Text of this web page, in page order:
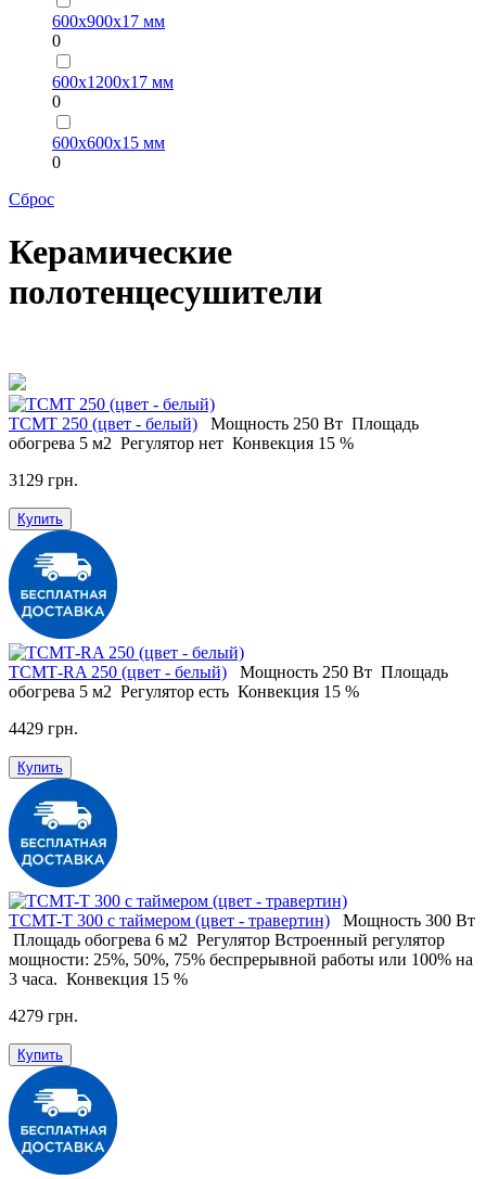
600х900х17 мм
0
600х1200х17 мм
0
600х600х15 мм
0
Сброс
Керамические
полотенцесушители
ТСМT 250 (цвет - белый) Мощность 250 Вт Площадь
обогрева 5 м2 Регулятор нет Конвекция 15 %
3129 грн.
Купить
ТСМТ-RA 250 (цвет - белый) Мощность 250 Вт Площадь
обогрева 5 м2 Регулятор есть Конвекция 15 %
4429 грн.
Купить
ТСМT-T 300 с таймером (цвет - травертин) Мощность 300 Вт
Площадь обогрева 6 м2 Регулятор Встроенный регулятор
мощности: 25%, 50%, 75% беспрерывной работы или 100% на
3 часа. Конвекция 15 %
4279 грн.
Купить